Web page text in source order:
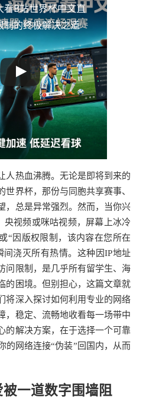
看B站世界杯中文直
制的终极解决之道
人热血沸腾。无论是即将到来的
世界杯，那份与同胞共享赛事、
，总是异常强烈。然而，当你兴
央视频或咪咕视频，屏幕上冰冷
“因版权限制，该内容在您所在
间浇灭所有热情。这种因IP地址
问限制，是几乎所有留学生、海
的困境。但别担心，这篇文章就
将深入探讨如何利用专业的网络
，稳定、流畅地收看每一场带中
的解决方案，在于选择一个可靠
的网络连接“伪装”回国内，从而
一道数字围墙阻